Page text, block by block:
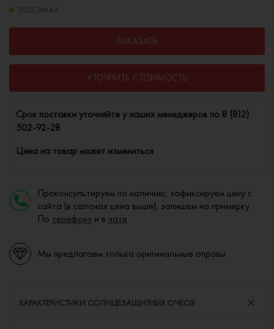
ПОД ЗАКАЗ
ЗАКАЗАТЬ
УТОЧНИТЬ СТОИМОСТЬ
Cрок поставки уточняйте у наших менеджеров по 8 (812)
502-92-28
Цена на товар может измениться
Проконсультируем по наличию, зафиксируем цену с
сайта (в салонах цена выше), запишем на примерку.
По телефону и в чате
Мы предлагаем только оригинальные оправы
ХАРАКТЕРИСТИКИ СОЛНЦЕЗАЩИТНЫХ ОЧКОВ